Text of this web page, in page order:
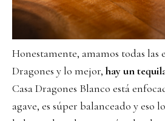
Honestamente, amamos todas las
Dragones y lo mejor, hay un
Casa Dragones Blanco está
agave, es súper balanceado y eso